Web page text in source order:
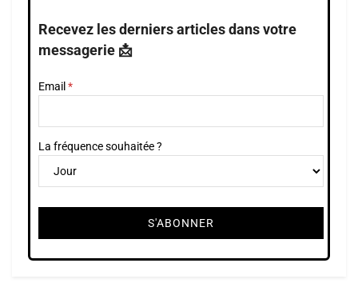
Recevez les derniers articles dans votre
messagerie 📩
Email
La fréquence souhaitée ?